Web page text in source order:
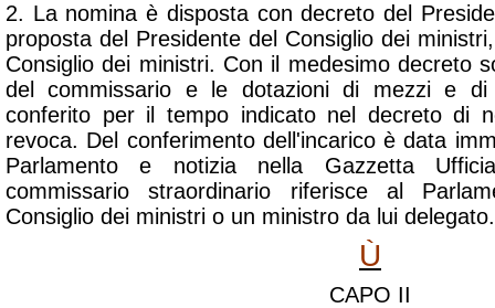
2. La nomina è disposta con decreto del
proposta del Presidente del Consiglio dei
Consiglio dei ministri. Con il medesimo decreto
del commissario e le dotazioni di mezzi e di
conferito per il tempo indicato nel decreto di
revoca. Del conferimento dell'incarico è data
Parlamento e notizia nella Gazzetta
commissario straordinario riferisce al
Consiglio dei ministri o un ministro da lui delegato.
Ù
CAPO II